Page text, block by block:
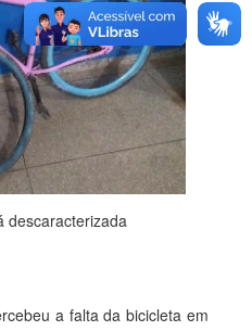
descaracterizada
a falta da bicicleta em